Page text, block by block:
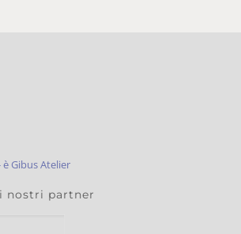
Gibus Atelier
nostri partner